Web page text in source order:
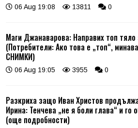
06 Aug 19:08 13811 0
Маги Джанаварова: Направих топ тяло
(Потребители: Ако това е „топ“,
СНИМКИ)
06 Aug 19:05 3955 0
Разкриха защо Иван Христов
Ирина: Тенчева „не я боли глава“ и го
(още подробности)